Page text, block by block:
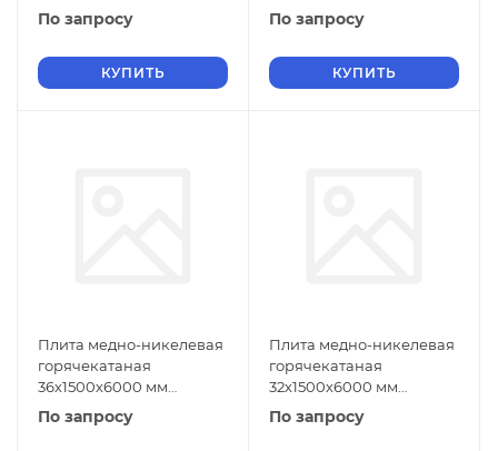
МНЖМц30-1-1 ГОСТ 492-
По запросу
КУПИТЬ
МНЖМц30-1-1 ГОСТ 492-
По запросу
КУПИТЬ
Плита медно-никелевая
горячекатаная
36х1500х6000 мм
МНЖМц30-1-1 ГОСТ 492-
По запросу
Плита медно-никелевая
горячекатаная
32х1500х6000 мм
МНЖМц30-1-1 ГОСТ 492-
По запросу